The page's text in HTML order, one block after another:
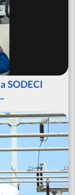
SODECI